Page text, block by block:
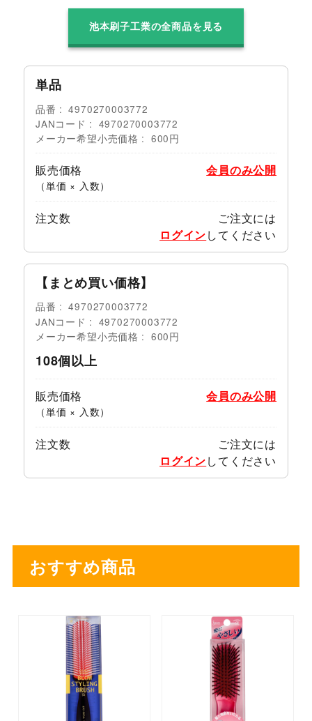
池本刷子工業の全商品を見る
単品
品番
4970270003772
JANコード
4970270003772
メーカー希望小売価格
600円
販売価格
（単価 × 入数）
会員のみ公開
注文数
ご注文には
ログインしてください
【まとめ買い価格】
品番
4970270003772
JANコード
4970270003772
メーカー希望小売価格
600円
108個以上
販売価格
（単価 × 入数）
会員のみ公開
注文数
ご注文には
ログインしてください
おすすめ商品